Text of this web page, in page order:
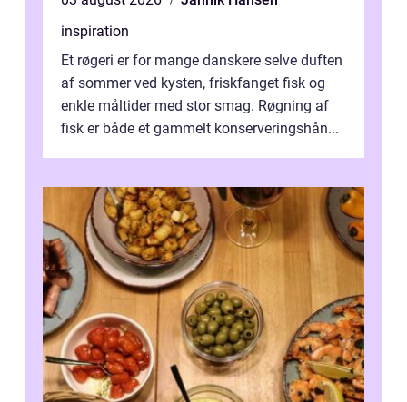
inspiration
Et røgeri er for mange danskere selve duften
af sommer ved kysten, friskfanget fisk og
enkle måltider med stor smag. Røgning af
fisk er både et gammelt konserveringshån...